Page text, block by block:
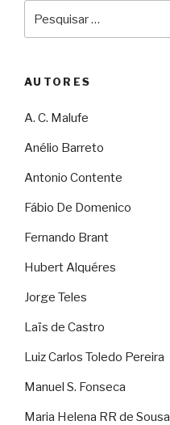
por:
AUTORES
A. C. Malufe
Anélio Barreto
Antonio Contente
Fábio De Domenico
Fernando Brant
Hubert Alquéres
Jorge Teles
Laïs de Castro
Luiz Carlos Toledo Pereira
Manuel S. Fonseca
Maria Helena RR de Sousa